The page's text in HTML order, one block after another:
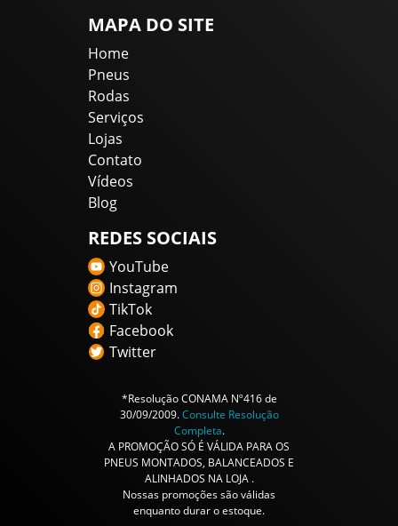
MAPA DO SITE
Home
Pneus
Rodas
Serviços
Lojas
Contato
Vídeos
Blog
REDES SOCIAIS
YouTube
Instagram
TikTok
Facebook
Twitter
*Resolução CONAMA Nº416 de
30/09/2009.Consulte Resolução
Completa.
A PROMOÇÃO SÓ É VÁLIDA PARA OS
PNEUS MONTADOS, BALANCEADOS E
ALINHADOS NA LOJA .
Nossas promoções são válidas
enquanto durar o estoque.